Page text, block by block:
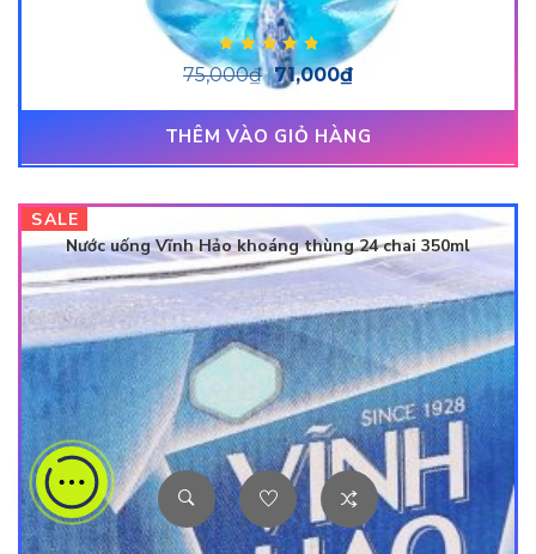
Được xếp hạng
5.005 sao
75,000₫ 71,000₫
THÊM VÀO GIỎ HÀNG
SALE
Nước uống Vĩnh Hảo khoáng thùng 24 chai 350ml